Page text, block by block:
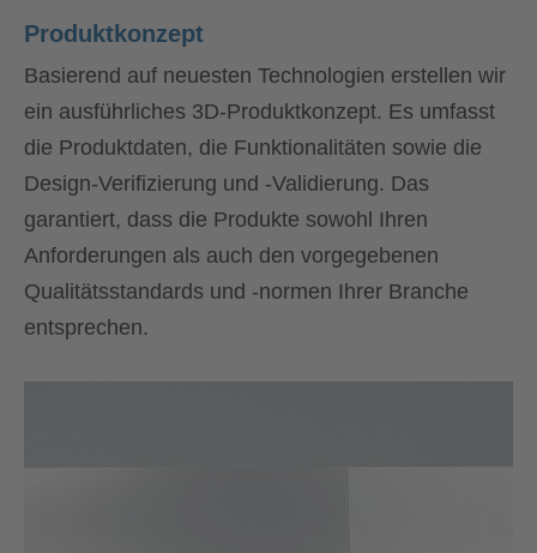
Produktkonzept
Basierend auf neuesten Technologien erstellen wir
ein ausführliches 3D-Produktkonzept. Es umfasst
die Produktdaten, die Funktionalitäten sowie die
Design-Verifizierung und -Validierung. Das
garantiert, dass die Produkte sowohl Ihren
Anforderungen als auch den vorgegebenen
Qualitätsstandards und -normen Ihrer Branche
entsprechen.